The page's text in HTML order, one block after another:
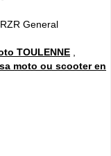
General
TOULENNE
moto ou scooter en